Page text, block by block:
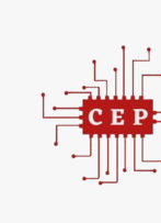
Connexion
You need to be